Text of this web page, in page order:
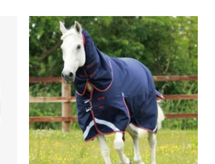
Sellel
tootel
on
mitu
varianti.
Valikuid
saab